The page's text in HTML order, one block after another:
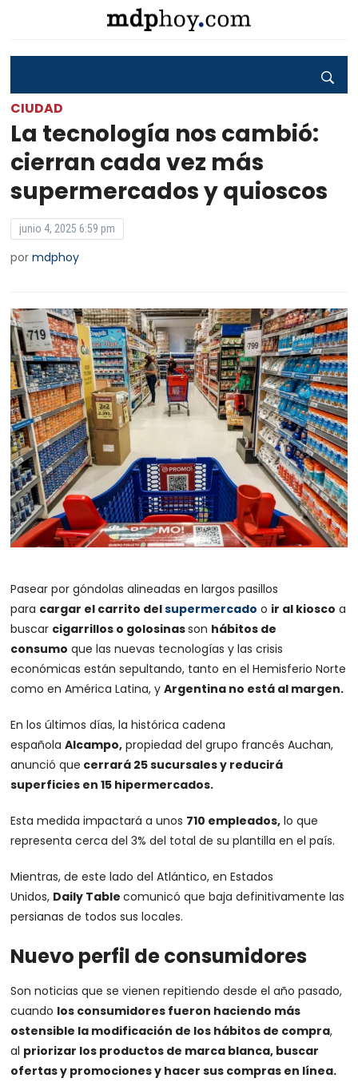
CIUDAD
La tecnología nos cambió:
cierran cada vez más
supermercados y quioscos
junio 4, 2025 6:59 pm
pormdphoy
Pasear por góndolas alineadas en largos pasillos
para cargar el carrito delsupermercado o ir al kiosco a
buscar cigarrillos o golosinasson hábitos de
consumo que las nuevas tecnologías y las crisis
económicas están sepultando, tanto en el Hemisferio Norte
como en América Latina, yArgentina no está al margen.
En los últimos días, la histórica cadena
españolaAlcampo, propiedad del grupo francés Auchan,
anunció que cerrará 25 sucursales y reducirá
superficies en 15 hipermercados.
Esta medida impactará a unos 710 empleados, lo que
representa cerca del 3% del total de su plantilla en el país.
Mientras, de este lado del Atlántico, en Estados
Unidos, Daily Tablecomunicó que baja definitivamente las
persianas de todos sus locales.
Nuevo perfil de consumidores
Son noticias que se vienen repitiendo desde el año pasado,
cuando los consumidores fueron haciendo más
ostensible la modificación de los hábitos de compra,
al priorizar los productos de marca blanca, buscar
ofertas y promociones y hacer sus compras en línea.